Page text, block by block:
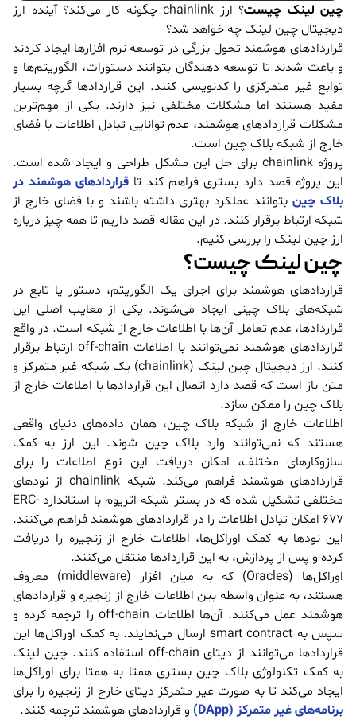
چین لینک چیست
؟ ارز chainlink چگونه کار می‌کند؟ آینده ارز
دیجیتال چین لینک چه خواهد شد؟
قراردادهای هوشمند تحول بزرگی در توسعه نرم افزارها ایجاد کردند
و باعث شدند تا توسعه دهندگان بتوانند دستورات، الگوریتم‌ها و
توابع غیر متمرکزی را کدنویسی کنند. این قراردادها گرچه بسیار
مفید هستند اما مشکلات مختلفی نیز دارند. یکی از مهم‌ترین
مشکلات قراردادهای هوشمند، عدم توانایی تبادل اطلاعات با فضای
خارج از شبکه بلاک چین است.
پروژه chainlink برای حل این مشکل طراحی و ایجاد شده است.
این پروژه قصد دارد بستری فراهم کند تا قراردادهای هوشمند در
بلاک چینبتوانند عملکرد بهتری داشته باشند و با فضای خارج از
شبکه ارتباط برقرار کنند. در این مقاله قصد داریم تا همه چیز درباره
ارز چین لینک را بررسی کنیم.
چین لینک چیست؟
قراردادهای هوشمند برای اجرای یک الگوریتم، دستور یا تابع در
شبکه‌های بلاک چینی ایجاد می‌شوند. یکی از معایب اصلی این
قراردادها، عدم تعامل آن‌ها با اطلاعات خارج از شبکه است. در واقع
قراردادهای هوشمند نمی‌توانند با اطلاعات off-chain ارتباط برقرار
کنند. ارز دیجیتال چین لینک (chainlink) یک شبکه غیر متمرکز و
متن باز است که قصد دارد اتصال این قراردادها با اطلاعات خارج از
بلاک چین را ممکن سازد.
اطلاعات خارج از شبکه بلاک چین، همان داده‌های دنیای واقعی
هستند که نمی‌توانند وارد بلاک چین شوند. این ارز به کمک
سازوکارهای مختلف، امکان دریافت این نوع اطلاعات را برای
قراردادهای هوشمند فراهم می‌کند. شبکه chainlink از نودهای
مختلفی تشکیل شده که در بستر شبکه اتریوم با استاندارد ERC-
677 امکان تبادل اطلاعات را در قراردادهای هوشمند فراهم می‌کنند.
این نودها به کمک اوراکل‌ها، اطلاعات خارج از زنجیره را دریافت
کرده و پس از پردازش، به این قراردادها منتقل می‌کنند.
اوراکل‌ها (Oracles) که به میان افزار (middleware) معروف
هستند، به عنوان واسطه بین اطلاعات خارج از زنجیره و قراردادهای
هوشمند عمل می‌کنند. آن‌ها اطلاعات off-chain را ترجمه کرده و
سپس به smart contract ارسال می‌نمایند. به کمک اوراکل‌ها این
قراردادها می‌توانند از دیتای off-chain استفاده کنند. چین لینک
به کمک تکنولوژی بلاک چین بستری همتا به همتا برای اوراکل‌ها
ایجاد می‌کند تا به صورت غیر متمرکز دیتای خارج از زنجیره را برای
برنامه‌های غیر متمرکز (DApp)
و قراردادهای هوشمند ترجمه کنند.